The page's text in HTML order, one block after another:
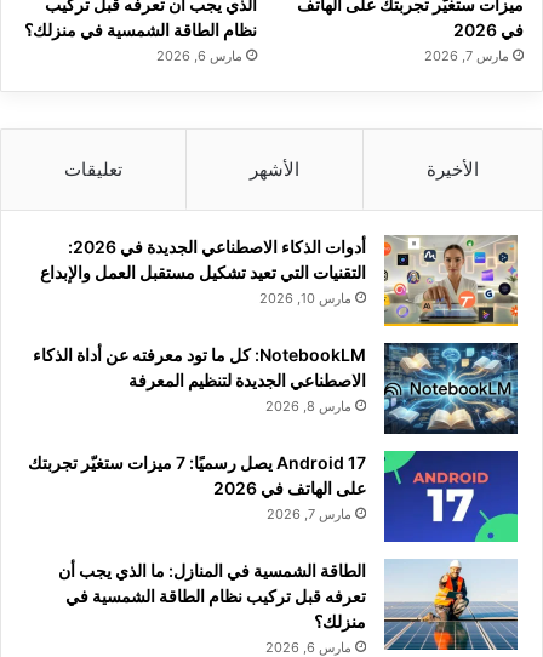
في 2026
مارس 7, 2026
نظام الطاقة الشمسية في منزلك؟
مارس 6, 2026
الأخيرة الأشهر تعليقات
أدوات الذكاء الاصطناعي الجديدة في 2026:
التقنيات التي تعيد تشكيل مستقبل العمل والإبداع
مارس 10, 2026
NotebookLM: كل ما تود معرفته عن أداة الذكاء
الاصطناعي الجديدة لتنظيم المعرفة
مارس 8, 2026
Android 17 يصل رسميًا: 7 ميزات ستغيّر تجربتك
على الهاتف في 2026
مارس 7, 2026
الطاقة الشمسية في المنازل: ما الذي يجب أن
تعرفه قبل تركيب نظام الطاقة الشمسية في
منزلك؟
مارس 6, 2026